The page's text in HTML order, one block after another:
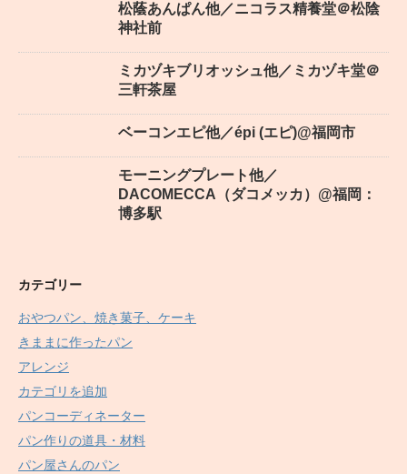
松蔭あんぱん他／ニコラス精養堂＠松陰
神社前
ミカヅキブリオッシュ他／ミカヅキ堂＠
三軒茶屋
ベーコンエピ他／épi (エピ)@福岡市
モーニングプレート他／
DACOMECCA（ダコメッカ）@福岡：
博多駅
カテゴリー
おやつパン、焼き菓子、ケーキ
きままに作ったパン
アレンジ
カテゴリを追加
パンコーディネーター
パン作りの道具・材料
パン屋さんのパン